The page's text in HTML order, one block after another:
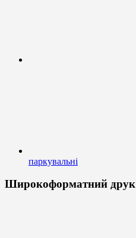
паркувальні
Широкоформатний друк